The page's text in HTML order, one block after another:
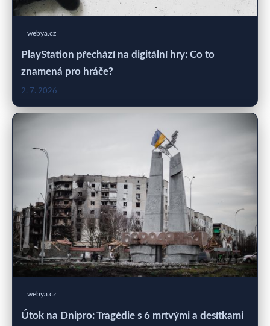
webya.cz
PlayStation přechází na digitální hry: Co to
znamená pro hráče?
2. 7. 2026
webya.cz
Útok na Dnipro: Tragédie s 6 mrtvými a desítkami